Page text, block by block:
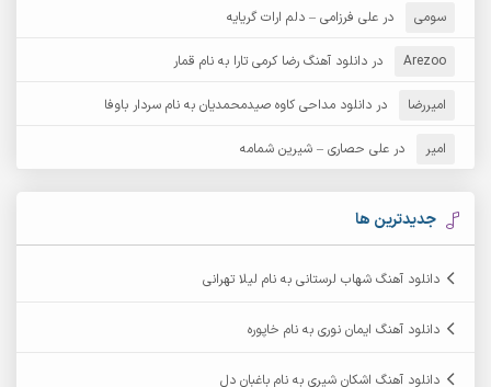
آرش عثمان
آرش مبهم آرش مستشیری
آرش مهرابی آرش نظری
آرشام
آرکاداش
سومی در علی فرزامی – دلم ارات گریایه
Arezoo در دانلود آهنگ رضا کرمی تارا به نام قمار
امیررضا در دانلود مداحی کاوه صیدمحمدیان به نام سردار باوفا
امیر در علی حصاری – شیرین شمامه
جدیدترین ها
دانلود آهنگ شهاب لرستانی به نام لیلا تهرانی
دانلود آهنگ ایمان نوری به نام خاپوره
دانلود آهنگ اشکان شیری به نام باغبان دل